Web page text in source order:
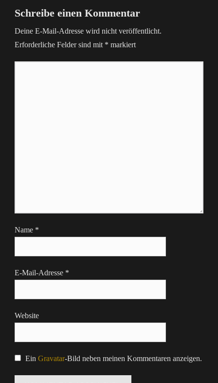
Schreibe einen Kommentar
Deine E-Mail-Adresse wird nicht veröffentlicht.
Erforderliche Felder sind mit * markiert
Name *
E-Mail-Adresse *
Website
Ein Gravatar-Bild neben meinen Kommentaren anzeigen.